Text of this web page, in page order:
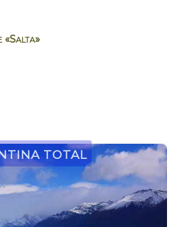
«Salta»
Total